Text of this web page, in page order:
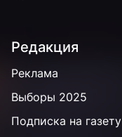
Редакция
Реклама
Выборы 2025
Подписка на газету